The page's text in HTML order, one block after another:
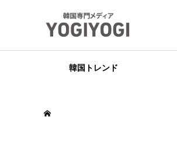
韓国トレンド